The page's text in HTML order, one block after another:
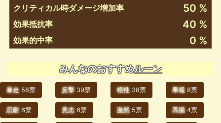
クリティカル時ダメージ増加率 50 %
効果抵抗率 40 %
効果的中率 0 %
みんなのおすすめルーン
暴走 58票 反撃 39票 根性 38票 果報 8票
忍耐 6票 意志 6票 激怒 5票 高揚 4票